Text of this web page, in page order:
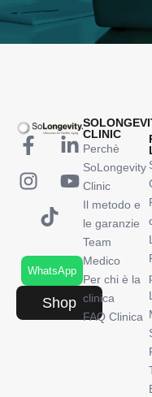
WhatsApp
Shop
CLINIC
Perchè
SoLongevity
Clinic
Il metodo e
le garanzie
Team
Medico
Per chi è la
clinica
FAQ Clinica